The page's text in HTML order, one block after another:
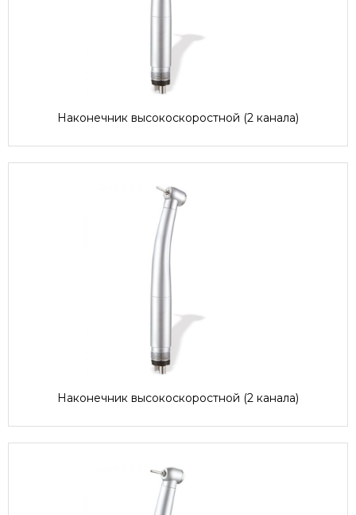
Наконечник высокоскоростной (2 канала)
Наконечник высокоскоростной (2 канала)